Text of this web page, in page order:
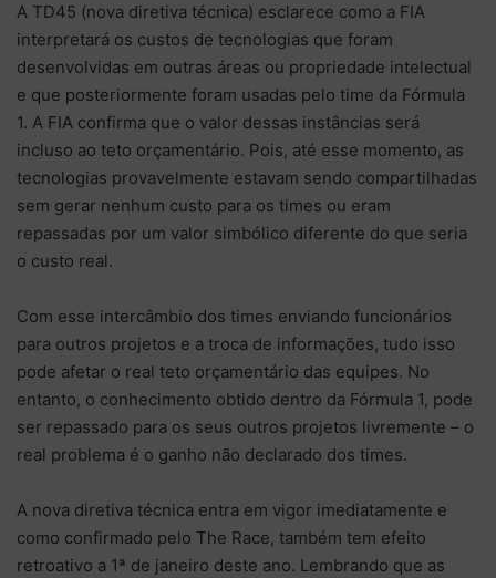
A TD45 (nova diretiva técnica) esclarece como a FIA
interpretará os custos de tecnologias que foram
desenvolvidas em outras áreas ou propriedade intelectual
e que posteriormente foram usadas pelo time da Fórmula
1. A FIA confirma que o valor dessas instâncias será
incluso ao teto orçamentário. Pois, até esse momento, as
tecnologias provavelmente estavam sendo compartilhadas
sem gerar nenhum custo para os times ou eram
repassadas por um valor simbólico diferente do que seria
o custo real.
Com esse intercâmbio dos times enviando funcionários
para outros projetos e a troca de informações, tudo isso
pode afetar o real teto orçamentário das equipes. No
entanto, o conhecimento obtido dentro da Fórmula 1, pode
ser repassado para os seus outros projetos livremente – o
real problema é o ganho não declarado dos times.
A nova diretiva técnica entra em vigor imediatamente e
como confirmado pelo The Race, também tem efeito
retroativo a 1ª de janeiro deste ano. Lembrando que as